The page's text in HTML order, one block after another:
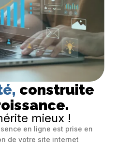
construite
mieux !
en ligne est prise en
de votre site internet